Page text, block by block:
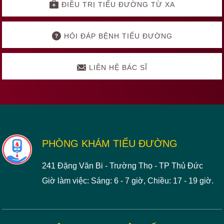
ĐIỀU TRỊ TIỂU ĐƯỜNG TỪ XA
HỎI ĐÁP BỆNH TIỂU ĐƯỜNG
LIÊN HỆ BÁC SĨ
Footer
PHÒNG KHÁM TIỂU ĐƯỜNG
241 Đặng Văn Bi - Trường Thọ - TP Thủ Đức
Giờ làm việc: Sáng: 6 - 7 giờ, Chiều: 17 - 19 giờ.